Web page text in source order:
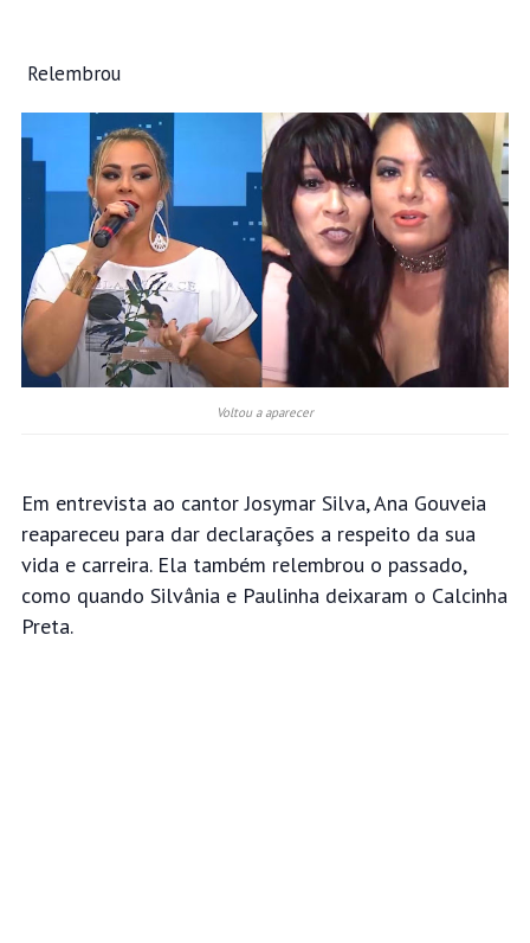
Relembrou
Voltou a aparecer
Em entrevista ao cantor Josymar Silva, Ana Gouveia
reapareceu para dar declarações a respeito da sua
vida e carreira. Ela também relembrou o passado,
como quando Silvânia e Paulinha deixaram o Calcinha
Preta.